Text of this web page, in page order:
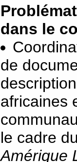
dans le
de
africaines
le cadre
Amérique